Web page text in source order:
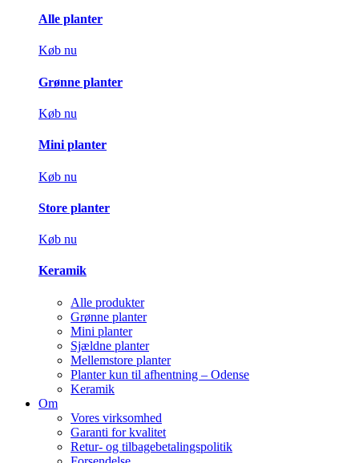
Alle planter
Køb nu
Grønne planter
Køb nu
Mini planter
Køb nu
Store planter
Køb nu
Keramik
Alle produkter
Grønne planter
Mini planter
Sjældne planter
Mellemstore planter
Planter kun til afhentning – Odense
Keramik
Om
Vores virksomhed
Garanti for kvalitet
Retur- og tilbagebetalingspolitik